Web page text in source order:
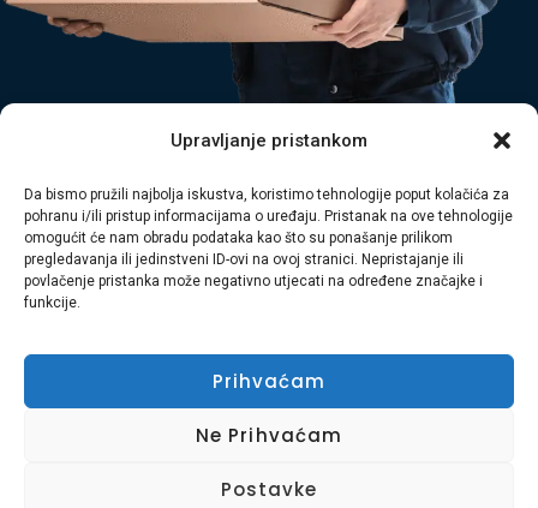
Upravljanje pristankom
Da bismo pružili najbolja iskustva, koristimo tehnologije poput kolačića za
pohranu i/ili pristup informacijama o uređaju. Pristanak na ove tehnologije
omogućit će nam obradu podataka kao što su ponašanje prilikom
pregledavanja ili jedinstveni ID-ovi na ovoj stranici. Nepristajanje ili
povlačenje pristanka može negativno utjecati na određene značajke i
funkcije.
Prihvaćam
Ne Prihvaćam
Postavke
bijela tehnika odvoz,čišćenje podruma rijeka
čistoća
otpada rijeka,odvoz smeća,odvoz šute rijeka,Primorsko-
goranska županija,usluga braća,zbrinjavanje otpada